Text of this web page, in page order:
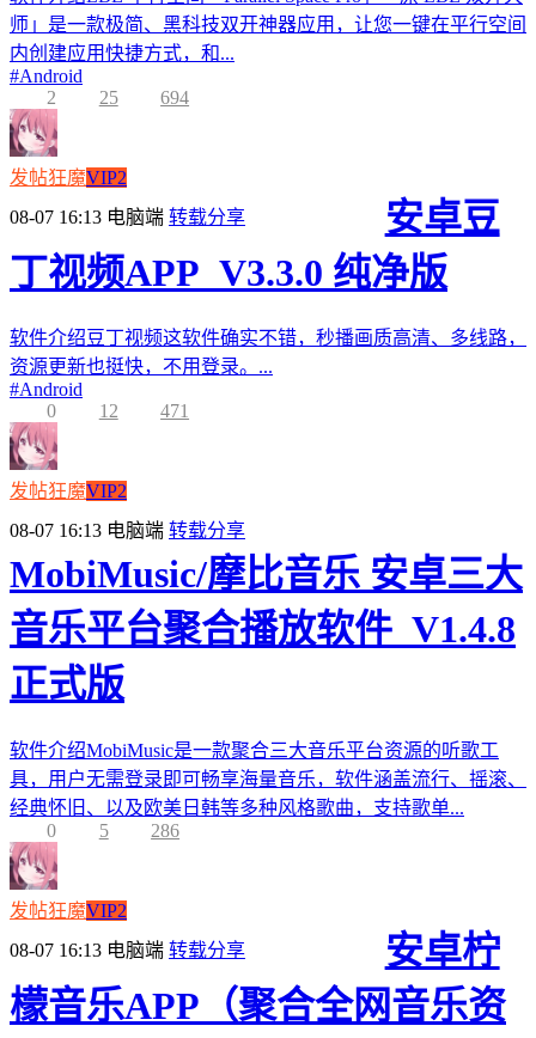
师」是一款极简、黑科技双开神器应用，让您一键在平行空间
内创建应用快捷方式，和...
#Android
2
25 694
发帖狂魔VIP2
08-07 16:13 电脑端 转载分享
安卓豆
丁视频APP_V3.3.0 纯净版
软件介绍豆丁视频这软件确实不错，秒播画质高清、多线路，
资源更新也挺快，不用登录。...
#Android
0
12 471
发帖狂魔VIP2
08-07 16:13 电脑端 转载分享
MobiMusic/摩比音乐 安卓三大
音乐平台聚合播放软件_V1.4.8
正式版
软件介绍MobiMusic是一款聚合三大音乐平台资源的听歌工
具，用户无需登录即可畅享海量音乐，软件涵盖流行、摇滚、
经典怀旧、以及欧美日韩等多种风格歌曲，支持歌单...
0
5 286
发帖狂魔VIP2
08-07 16:13 电脑端 转载分享
安卓柠
檬音乐APP（聚合全网音乐资